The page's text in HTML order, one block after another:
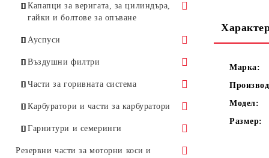
Стартерни дръжки и въжета
Бобини за STIHL
Стоп ключове
Маховик
Съединители
Капапци за веригата, за цилиндъра,
гайки и болтове за опъване
Капапци за веригата
Капаци за цилиндъра
Болтове за опъване, планки,
Ауспуси
Ауспуси за HUSQVARNA
Ауспуси за STIHL
Въздушни филтри
Филтри въздушни за
Части за горивната система
Горивни филтри, елементи за тях,
Карбуратори и части за карбуратори
Карбуратори
Карбуратори за HUSQVARNA
Комплекти за ремонт на
Гарнитури и семеринги
Гарнитури
Резервни части за моторни коси и
Марка:
Модел:
Размер: